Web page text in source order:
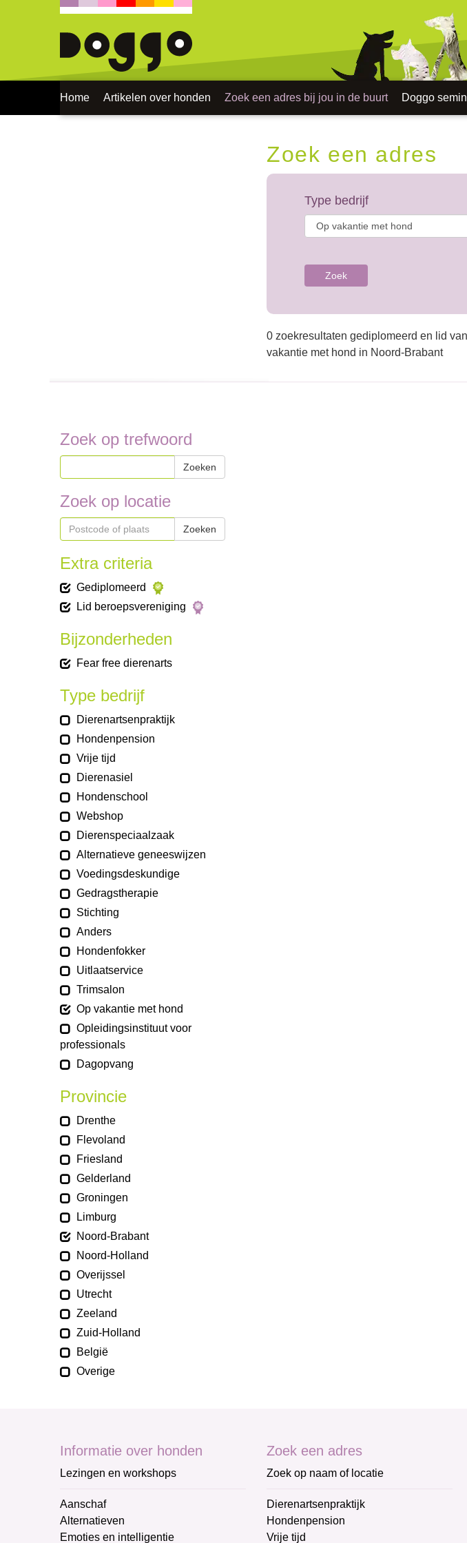
Home Artikelen over honden Zoek een adres bij jou in de buurt Doggo
Zoek een adres
Type bedrijf
Zoek
0 zoekresultaten gediplomeerd en lid
vakantie met hond in Noord-Brabant
Zoek op trefwoord
Zoeken
Zoek op locatie
Zoeken
Extra criteria
Gediplomeerd
Lid beroepsvereniging
Bijzonderheden
Fear free dierenarts
Type bedrijf
Dierenartsenpraktijk
Hondenpension
Vrije tijd
Dierenasiel
Hondenschool
Webshop
Dierenspeciaalzaak
Alternatieve geneeswijzen
Voedingsdeskundige
Gedragstherapie
Stichting
Anders
Hondenfokker
Uitlaatservice
Trimsalon
Op vakantie met hond
Opleidingsinstituut voor
professionals
Dagopvang
Provincie
Drenthe
Flevoland
Friesland
Gelderland
Groningen
Limburg
Noord-Brabant
Noord-Holland
Overijssel
Utrecht
Zeeland
Zuid-Holland
België
Overige
Informatie over honden
Lezingen en workshops
Aanschaf
Alternatieven
Emoties en intelligentie
Zoek een adres
Zoek op naam of locatie
Dierenartsenpraktijk
Hondenpension
Vrije tijd